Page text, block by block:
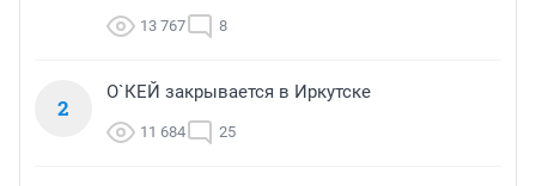
13 767 8
2
О`КЕЙ закрывается в Иркутске
11 684 25